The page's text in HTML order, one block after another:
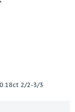
2/2-3/3